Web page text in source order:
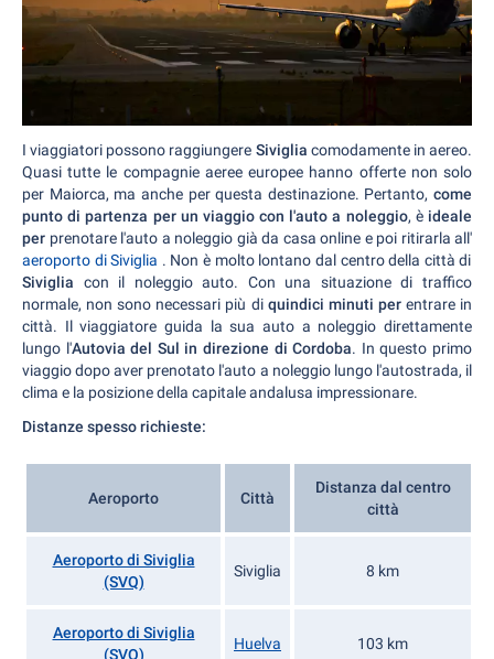
I viaggiatori possono raggiungere Siviglia comodamente in aereo.
Quasi tutte le compagnie aeree europee hanno offerte non solo
per Maiorca, ma anche per questa destinazione. Pertanto, come
punto di partenza per un viaggio con l'auto a noleggio, è ideale
per prenotare l'auto a noleggio già da casa online e poi ritirarla all'
aeroporto di Siviglia . Non è molto lontano dal centro della città di
Siviglia con il noleggio auto. Con una situazione di traffico
normale, non sono necessari più di quindici minuti perentrare in
città. Il viaggiatore guida la sua auto a noleggio direttamente
lungo l'Autovia del Sul in direzione di Cordoba. In questo primo
viaggio dopo aver prenotato l'auto a noleggio lungo l'autostrada, il
clima e la posizione della capitale andalusa impressionare.
Distanze spesso richieste:
Aeroporto Città
Distanza dal centro
città
Aeroporto di Siviglia
(SVQ)
Siviglia 8 km
Aeroporto di Siviglia
(SVQ)
Huelva 103 km